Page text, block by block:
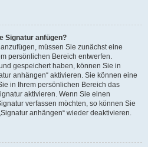
Signatur anfügen?
müssen Sie zunächst eine
persönlichen Bereich entwerfen.
gespeichert haben, können Sie in
anhängen“ aktivieren. Sie können eine
in Ihrem persönlichen Bereich das
aktivieren. Wenn Sie einen
verfassen möchten, so können Sie
anhängen“ wieder deaktivieren.